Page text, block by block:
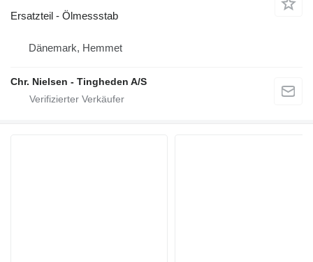
Ersatzteil - Ölmessstab
Dänemark, Hemmet
Chr. Nielsen - Tingheden A/S